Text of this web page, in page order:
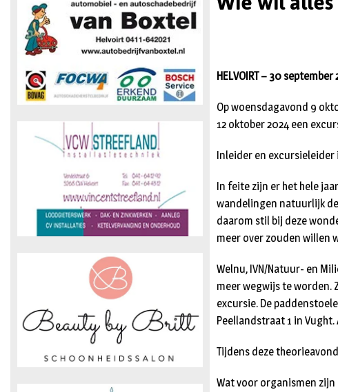
HELVOIRT – 30
Op woensdagavond 9
12 oktober 2024 een
Inleider en excursieleider
In feite zijn er het hele
wandelingen natuurlijk
daarom stil bij deze
meer over zouden willen
Welnu, IVN/Natuur- en
meer wegwijs te worden.
excursie. De
Peellandstraat 1 in
Tijdens deze
Wat voor organismen